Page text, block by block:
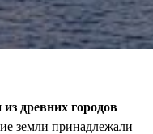
из древних городов
земли принадлежали